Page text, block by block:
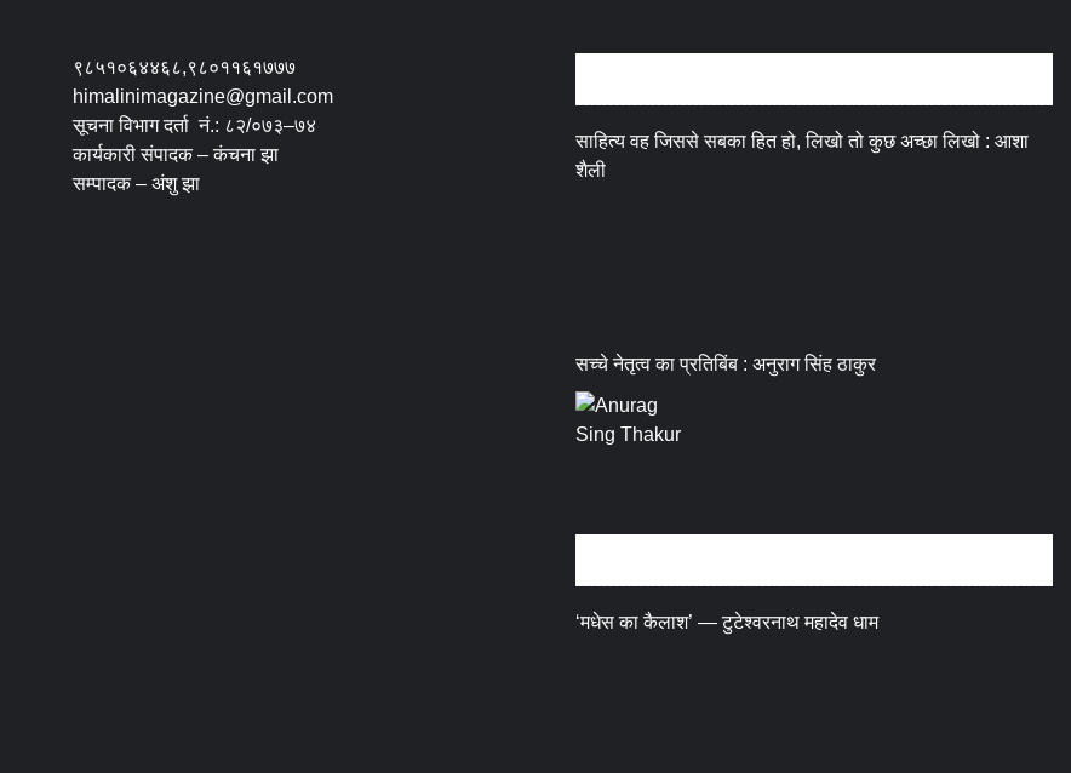
९८५१०६४४६८,९८०११६१७७७
himalinimagazine@gmail.com
सूचना विभाग दर्ता नं.: ८२/०७३–७४
कार्यकारी संपादक – कंचना झा
सम्पादक – अंशु झा
साहित्य वह जिससे सबका हित हो, लिखो तो कुछ अच्छा लिखो : आशा
शैली
सच्चे नेतृत्व का प्रतिबिंब : अनुराग सिंह ठाकुर
‘मधेस का कैलाश’ — टुटेश्वरनाथ महादेव धाम